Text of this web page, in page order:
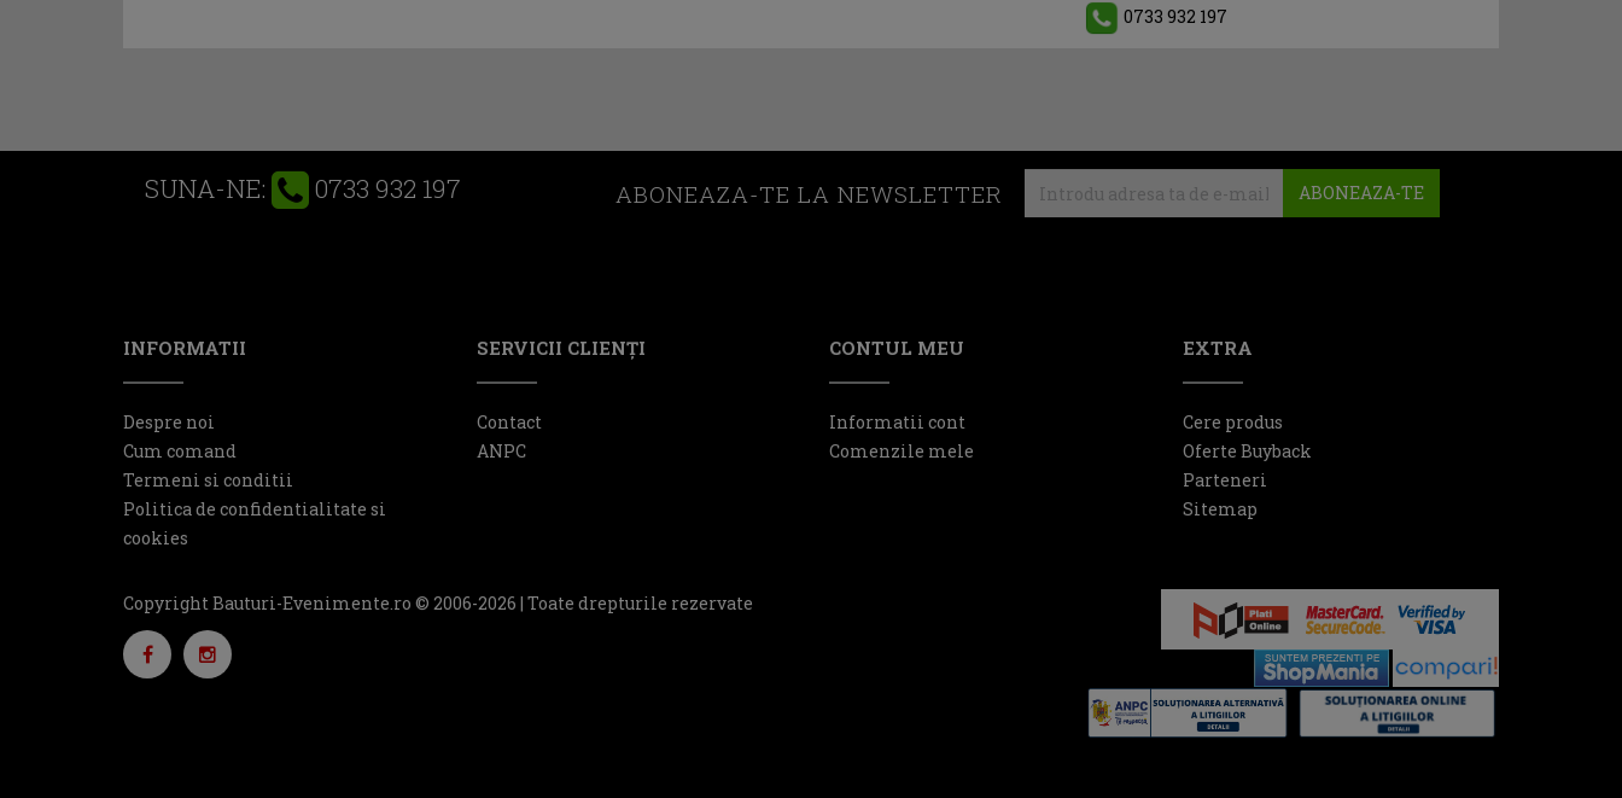
0733 932 197
SUNA-NE: 0733 932 197 ABONEAZA-TE LA NEWSLETTER ABONEAZA-TE
INFORMATII
Despre noi
Cum comand
Termeni si conditii
Politica de confidentialitate si
cookies
SERVICII CLIENŢI
Contact
ANPC
CONTUL MEU
Informatii cont
Comenzile mele
EXTRA
Cere produs
Oferte Buyback
Parteneri
Sitemap
Copyright Bauturi-Evenimente.ro © 2006-2026 | Toate drepturile rezervate